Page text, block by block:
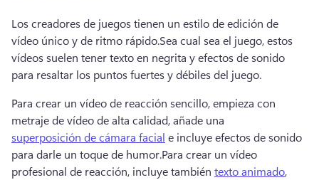
Los creadores de juegos tienen un estilo de edición de
vídeo único y de ritmo rápido.Sea cual sea el juego, estos
vídeos suelen tener texto en negrita y efectos de sonido
para resaltar los puntos fuertes y débiles del juego.
Para crear un vídeo de reacción sencillo, empieza con
metraje de vídeo de alta calidad, añade una
superposición de cámara facial e incluye efectos de sonido
para darle un toque de humor.Para crear un vídeo
profesional de reacción, incluye también texto animado,